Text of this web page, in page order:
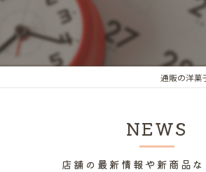
通販の洋菓
NEWS
店舗の最新情報や新商品